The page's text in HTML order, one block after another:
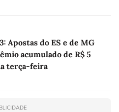
Apostas do ES e de MG
acumulado de R$ 5
terça-feira